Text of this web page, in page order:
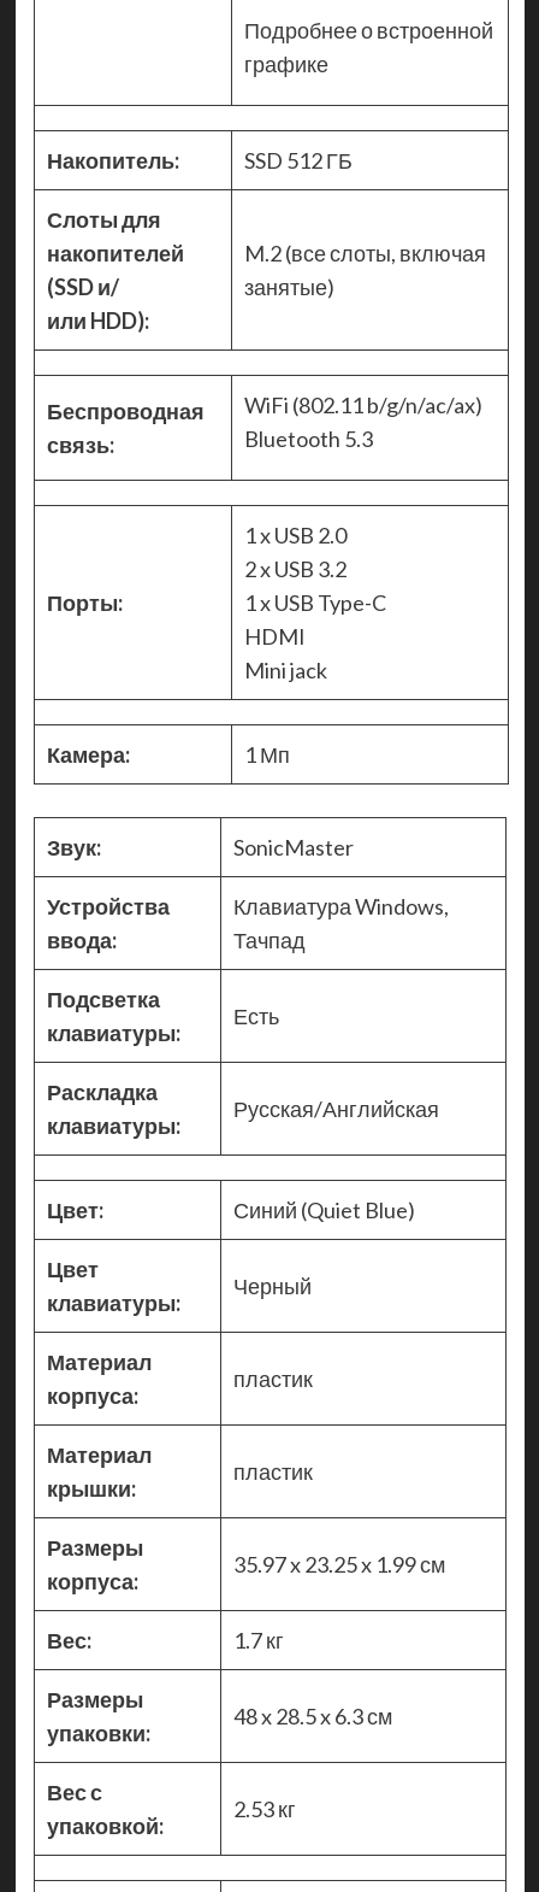
Подробнее о встроенной
графике
Накопитель: SSD 512 ГБ
Слоты для
накопителей
(SSD и/
или HDD):
M.2 (все слоты, включая
занятые)
Беспроводная
связь:
WiFi (802.11 b/g/n/ac/ax)
Bluetooth 5.3
Порты:
1 x USB 2.0
2 x USB 3.2
1 x USB Type-C
HDMI
Mini jack
Камера: 1 Мп
Звук: SonicMaster
Устройства
ввода:
Клавиатура Windows,
Тачпад
Подсветка
клавиатуры:
Есть
Раскладка
клавиатуры:
Русская/Английская
Цвет: Синий (Quiet Blue)
Цвет
клавиатуры:
Черный
Материал
корпуса:
пластик
Материал
крышки:
пластик
Размеры
корпуса:
35.97 x 23.25 x 1.99 см
Вес: 1.7 кг
Размеры
упаковки:
48 x 28.5 x 6.3 см
Вес с
упаковкой:
2.53 кг